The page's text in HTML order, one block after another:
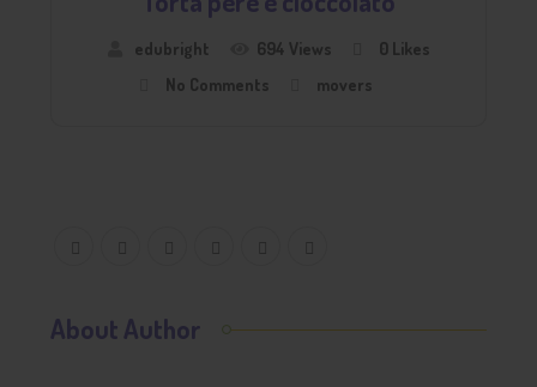
edubright 694 Views 0 Likes
No Comments
movers
About Author